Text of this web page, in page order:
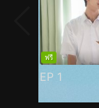
ฟรี
EP 1